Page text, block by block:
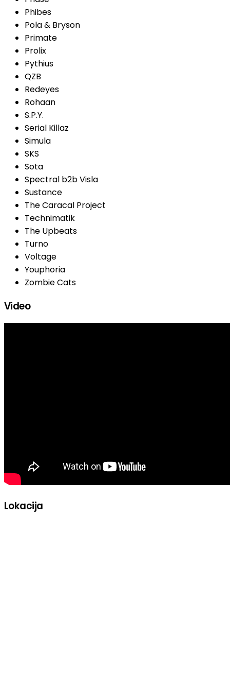
Phibes
Pola & Bryson
Primate
Prolix
Pythius
QZB
Redeyes
Rohaan
S.P.Y.
Serial Killaz
Simula
SKS
Sota
Spectral b2b Visla
Sustance
The Caracal Project
Technimatik
The Upbeats
Turno
Voltage
Youphoria
Zombie Cats
Video
Lokacija